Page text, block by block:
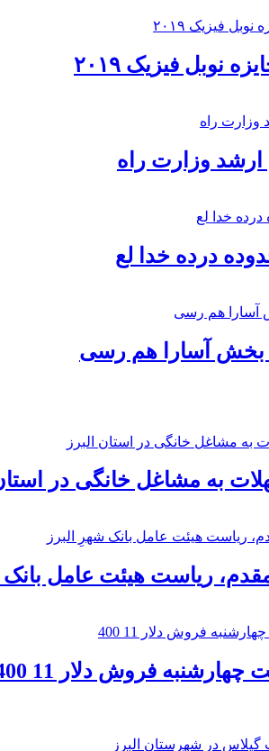
نوبل فیزیک ۲۰۱۹
ارشد وزارت راه
درده خدا لع
بخش آسارا هم رسی
به مشاغل خانگی در استان
ریاست هیئت عامل بانک
فروش دلار 11 400